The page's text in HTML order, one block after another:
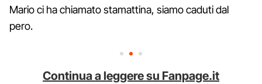
Mario ci ha chiamato stamattina, siamo caduti dal
pero.
Continua a leggere su Fanpage.it